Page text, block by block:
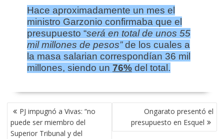
Hace aproximadamente un mes el
ministro Garzonio confirmaba que el
presupuesto “será en total de unos 55
mil millones de pesos”de los cuales a
la masa salarian correspondían 36 mil
millones, siendo un 76% del total.
NAVEGACIÓN
DE
ENTRADAS
PJ impugnó a Vivas: “no
puede ser miembro del
Superior Tribunal y del
Ongarato presentó el
presupuesto en Esquel